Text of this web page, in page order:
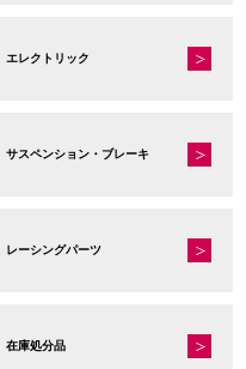
エレクトリック
サスペンション・ブレーキ
レーシングパーツ
在庫処分品